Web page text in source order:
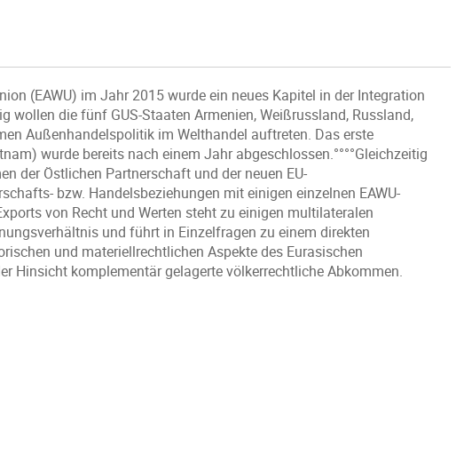
(EAWU) im Jahr 2015 wurde ein neues Kapitel in der Integration
wollen die fünf GUS-Staaten Armenien, Weißrussland, Russland,
Außenhandelspolitik im Welthandel auftreten. Das erste
wurde bereits nach einem Jahr abgeschlossen.°°°°Gleichzeitig
der Östlichen Partnerschaft und der neuen EU-
bzw. Handelsbeziehungen mit einigen einzelnen EAWU-
von Recht und Werten steht zu einigen multilateralen
und führt in Einzelfragen zu einem direkten
und materiellrechtlichen Aspekte des Eurasischen
Hinsicht komplementär gelagerte völkerrechtliche Abkommen.